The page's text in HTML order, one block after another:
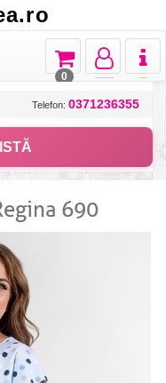
Toggle
Toggle
navigation
Toggle
navigation
0
Telefon: 0371236355
690